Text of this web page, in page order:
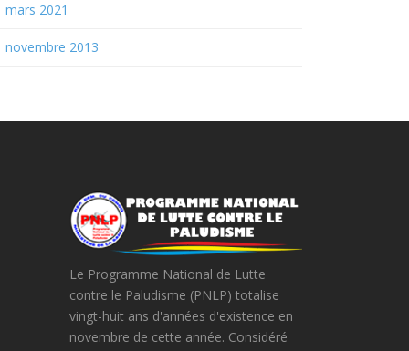
mars 2021
novembre 2013
Le Programme National de Lutte
contre le Paludisme (PNLP) totalise
vingt-huit ans d'années d'existence en
novembre de cette année. Considéré